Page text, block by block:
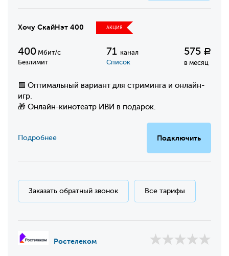
Хочу СкайНэт 400 АКЦИЯ
400 Мбит/с
Безлимит
71 канал
Список
575 Р
в месяц
🟩 Оптимальный вариант для стриминга и онлайн-
игр.
🎁 Онлайн-кинотеатр ИВИ в подарок.
Подключить
Подробнее
Заказать обратный звонок Все тарифы
Ростелеком